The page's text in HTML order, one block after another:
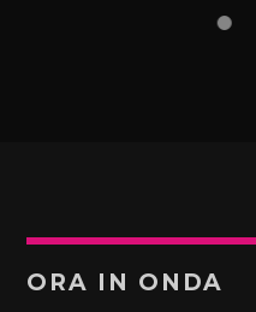
ORA IN ONDA